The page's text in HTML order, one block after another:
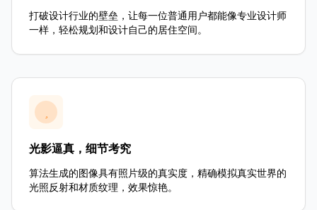
打破设计行业的壁垒，让每一位普通用户都能像专业设计师
一样，轻松规划和设计自己的居住空间。
光影逼真，细节考究
算法生成的图像具有照片级的真实度，精确模拟真实世界的
光照反射和材质纹理，效果惊艳。